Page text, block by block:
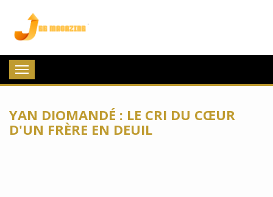
Toggle
navigation
YAN DIOMANDÉ : LE CRI DU CŒUR
D'UN FRÈRE EN DEUIL